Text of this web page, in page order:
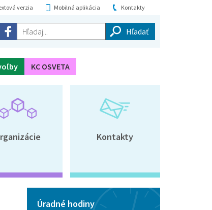
Kontakty
Mobilná aplikácia
verzia
Hľadaj...
KC OSVETA
Kontakty
Úradné hodiny